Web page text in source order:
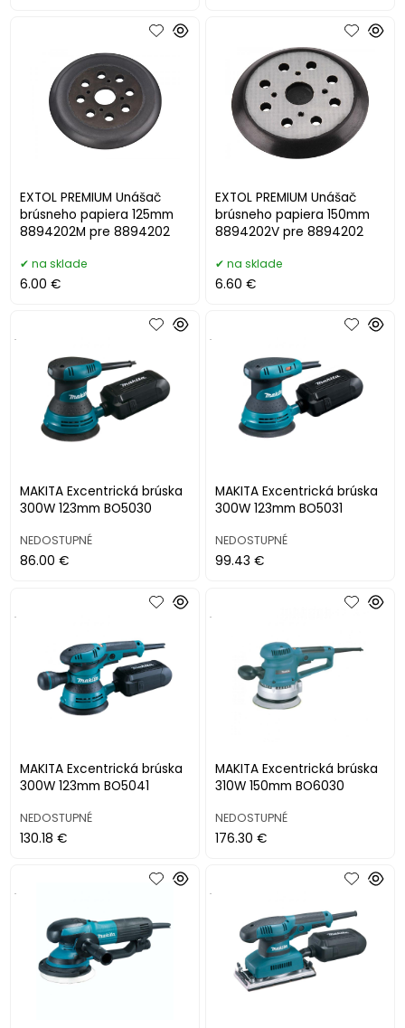
EXTOL PREMIUM Unášač
brúsneho papiera 125mm
8894202M pre 8894202
na sklade
6.00 €
EXTOL PREMIUM Unášač
brúsneho papiera 150mm
8894202V pre 8894202
na sklade
6.60 €
MAKITA Excentrická brúska
300W 123mm BO5030
.
NEDOSTUPNÉ
86.00 €
MAKITA Excentrická brúska
300W 123mm BO5031
.
NEDOSTUPNÉ
99.43 €
MAKITA Excentrická brúska
300W 123mm BO5041
.
NEDOSTUPNÉ
130.18 €
MAKITA Excentrická brúska
310W 150mm BO6030
.
NEDOSTUPNÉ
176.30 €
. .